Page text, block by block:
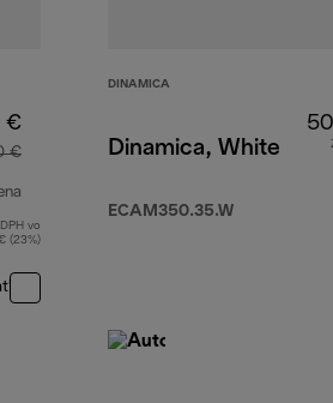
€
€
pôvodná cena 480,00 €
vo
(23%)
DINAMICA
Dinamica, White
ECAM350.35.W